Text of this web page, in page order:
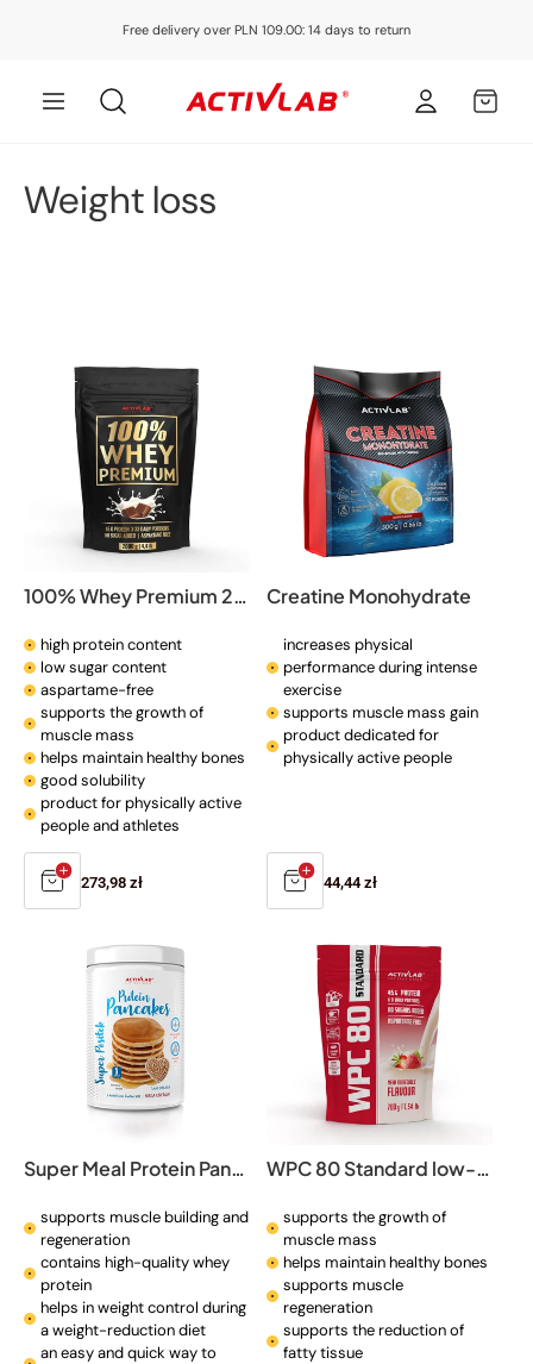
Free delivery over PLN 109.00: 14 days to return
in
CART
C
n
:
Weight loss
100% Whey Premium 2000g
high protein content
low sugar content
aspartame-free
supports the growth of
muscle mass
helps maintain healthy bones
good solubility
product for physically active
people and athletes
Regular
273,98 zł
Creatine Monohydrate
increases physical
performance during intense
exercise
supports muscle mass gain
product dedicated for
physically active people
Regular
44,44 zł
Super Meal Protein Pancakes
supports muscle building and
regeneration
contains high-quality whey
protein
helps in weight control during
a weight-reduction diet
an easy and quick way to
WPC 80 Standard low-sugar protein supplement
supports the growth of
muscle mass
helps maintain healthy bones
supports muscle
regeneration
supports the reduction of
fatty tissue